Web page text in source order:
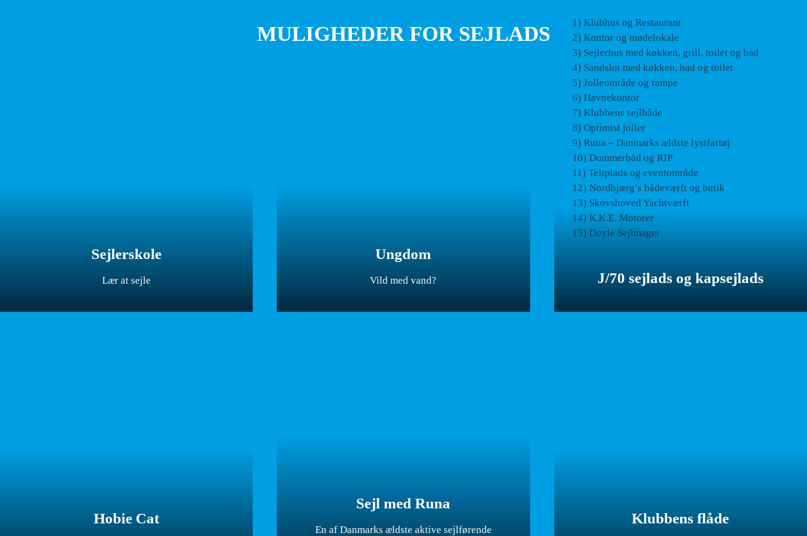
1) Klubhus og Restaurant
2) Kontor og mødelokale
3) Sejlerhus med køkken, grill, toilet og bad
4) Sandslot med køkken, bad og toilet
5) Jolleområde og rampe
6) Havnekontor
7) Klubbens sejlbåde
8) Optimist joller
9) Runa – Danmarks ældste lystfartøj
10) Dommerbåd og RIP
11) Teltplads og eventområde
12) Nordbjærg’s bådeværft og butik
13) Skovshoved Yachtværft
14) K.K.E. Motorer
15) Doyle Sejlmager
MULIGHEDER FOR SEJLADS
Sejlerskole
Lær at sejle
Ungdom
Vild med vand? J/70 sejlads og kapsejlads
Hobie Cat
Sejl med Runa
En af Danmarks ældste aktive sejlførende
Klubbens flåde